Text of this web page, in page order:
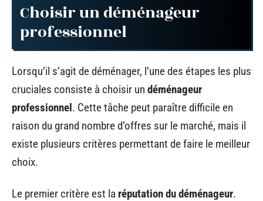
Choisir un déménageur
professionnel
Lorsqu’il s’agit de déménager, l’une des étapes les plus
cruciales consiste à choisir un déménageur
professionnel. Cette tâche peut paraître difficile en
raison du grand nombre d’offres sur le marché, mais il
existe plusieurs critères permettant de faire le meilleur
choix.
Le premier critère est la réputation du déménageur.